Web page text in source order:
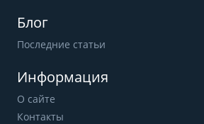
Блог
Последние статьи
Информация
О сайте
Контакты